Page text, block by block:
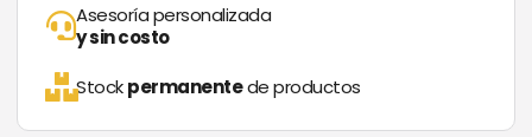
Asesoría personalizada
y sin costo
Stockpermanentede productos